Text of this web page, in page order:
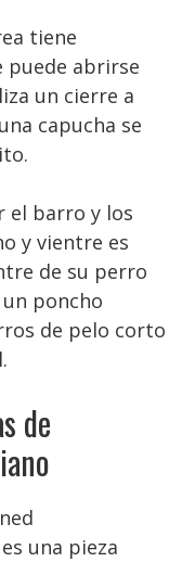
tiene
puede abrirse
un cierre a
capucha se
el barro y los
y vientre es
de su perro
poncho
de pelo corto
de
es una pieza